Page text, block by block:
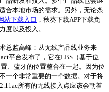
本地市场的需求。另外，无论条
站下载入口 ，秋葵下载APP下载免
及投入。
高峰：从无线产品线业务来
平台发布了，它在LBS（基于位
、蓝牙的位置整合在一起。因为位
一个非常重要的一个数据。对于将
所有的无线接入点应该会朝着